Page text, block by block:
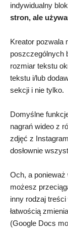
indywidualny
stron, ale
Kreator pozwala
poszczególnych
rozmiar tekstu
tekstu i/lub
sekcji i nie tylko.
Domyślne
nagrań wideo z
zdjęć z
dosłownie
Och, a ponieważ
możesz
inny rodzaj treści
łatwością
(Google Docs